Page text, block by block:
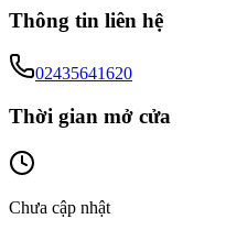
Thông tin liên hệ
02435641620
Thời gian mở cửa
Chưa cập nhật